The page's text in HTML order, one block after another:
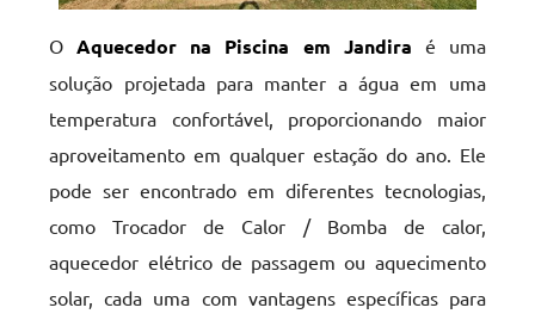
OAquecedor na Piscina em Jandira é uma
solução projetada para manter a água em uma
temperatura confortável, proporcionando maior
aproveitamento em qualquer estação do ano. Ele
pode ser encontrado em diferentes tecnologias,
como Trocador de Calor / Bomba de calor,
aquecedor elétrico de passagem ou aquecimento
solar, cada uma com vantagens específicas para